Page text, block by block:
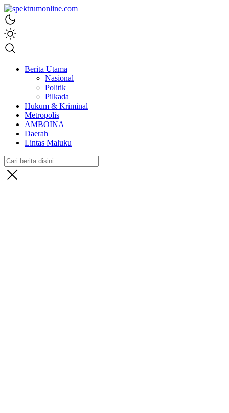
spektrumonline.com
Berita Utama
Nasional
Politik
Pilkada
Hukum & Kriminal
Metropolis
AMBOINA
Daerah
Lintas Maluku